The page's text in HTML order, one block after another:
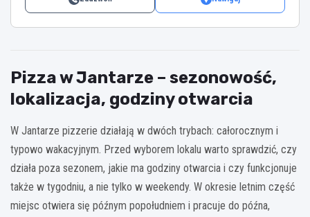
Pizza w Jantarze – sezonowość,
lokalizacja, godziny otwarcia
W Jantarze pizzerie działają w dwóch trybach: całorocznym i
typowo wakacyjnym. Przed wyborem lokalu warto sprawdzić, czy
działa poza sezonem, jakie ma godziny otwarcia i czy funkcjonuje
także w tygodniu, a nie tylko w weekendy. W okresie letnim część
miejsc otwiera się późnym popołudniem i pracuje do późna,